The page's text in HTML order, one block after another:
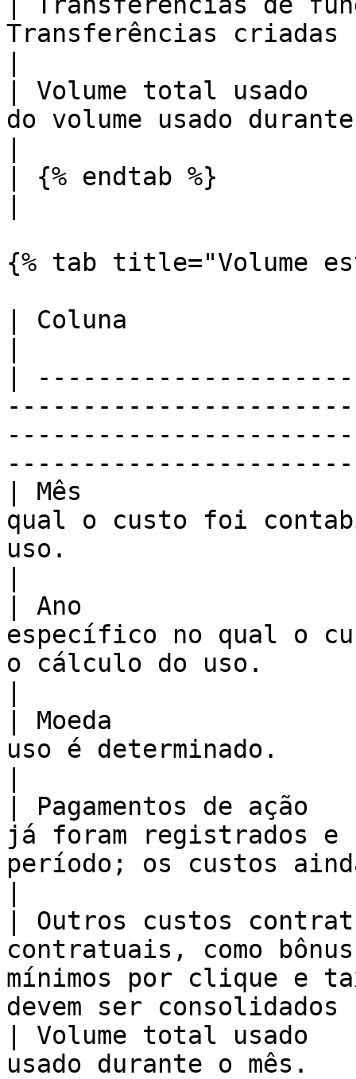
Transferências criadas
| Volume total
do volume usado
| {% endtab %}
{% tab title="Volume
| Coluna
|
| Mês
qual o custo foi
uso.
| Ano
específico no qual o
o cálculo do uso.
| Moeda
uso é determinado.
| Pagamentos de
já foram registrados e
período; os custos
| Outros custos
contratuais, como bônus
mínimos por clique e
devem ser
| Volume total usado
usado durante o mês.